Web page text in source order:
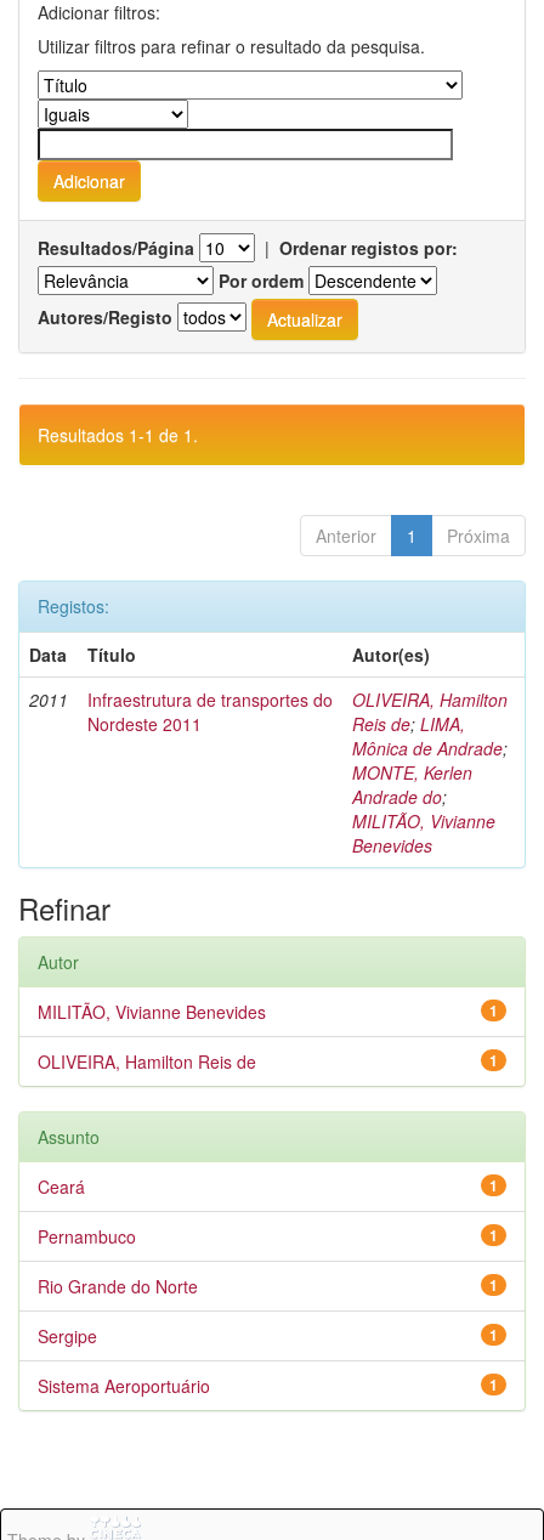
Adicionar filtros:
Utilizar filtros para refinar o resultado da pesquisa.
Resultados/Página | Ordenar registos por:
Por ordem
Autores/Registo
Resultados 1-1 de 1.
Anterior 1 Próxima
Registos:
Data
Título
Autor(es)
2011
Infraestrutura de transportes do
Nordeste 2011
OLIVEIRA, Hamilton
Reis de; LIMA,
Mônica de Andrade;
MONTE, Kerlen
Andrade do;
MILITÃO, Vivianne
Benevides
Refinar
Autor
1
MILITÃO, Vivianne Benevides
1
OLIVEIRA, Hamilton Reis de
Assunto
1
Ceará
1
Pernambuco
1
Rio Grande do Norte
1
Sergipe
1
Sistema Aeroportuário